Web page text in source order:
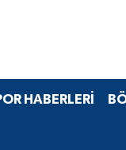
HABERLERİ